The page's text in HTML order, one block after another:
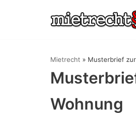
Mietrecht » Musterbrief
Wohnung